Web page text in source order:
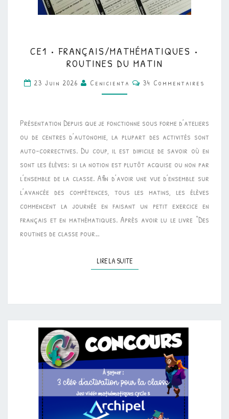
•
FRANÇAIS/
•
ROUTINES
MATIN
CE1 • FRANÇAIS/MATHÉMATIQUES •
ROUTINES DU MATIN
23 Juin 2026 Cenicienta Commentaires
34 Commentaires
Présentation Depuis que je fonctionne sous forme d’ateliers
ou de centres d’autonomie, la plupart des activités sont
auto-correctives. Du coup, il est difficile de savoir où en
sont les élèves: si la notion est plutôt acquise ou non par
l’ensemble de la classe. Afin d’avoir une vue d’ensemble sur
l’avancée des compétences, tous les matins, les élèves
commencent la journée en faisant un petit exercice en
français et en mathématiques. Après avoir lu le livre “Des
routines de classe pour…
LIRE LA SUITELIRE LA SUITE